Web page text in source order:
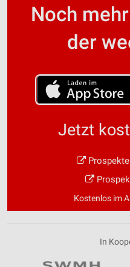
Noch
der
Jetzt
Prospekte
Kostenlos im
In